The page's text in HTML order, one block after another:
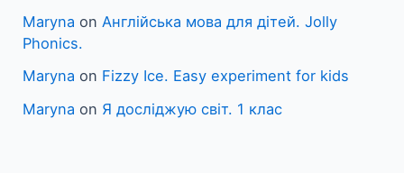
Maryna onАнглійська мова для дітей. Jolly
Phonics.
Maryna on Fizzy Ice. Easy experiment for kids
Maryna on Я досліджую світ. 1 клас